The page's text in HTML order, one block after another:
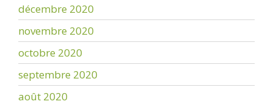
décembre 2020
novembre 2020
octobre 2020
septembre 2020
août 2020